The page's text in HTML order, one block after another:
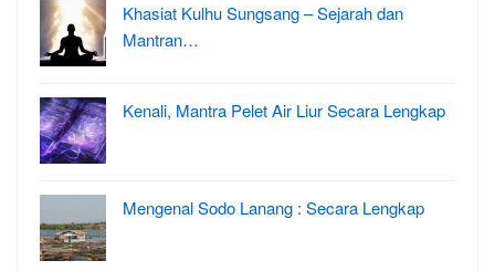
Khasiat Kulhu Sungsang – Sejarah dan
Mantran…
Kenali, Mantra Pelet Air Liur Secara Lengkap
Mengenal Sodo Lanang : Secara Lengkap